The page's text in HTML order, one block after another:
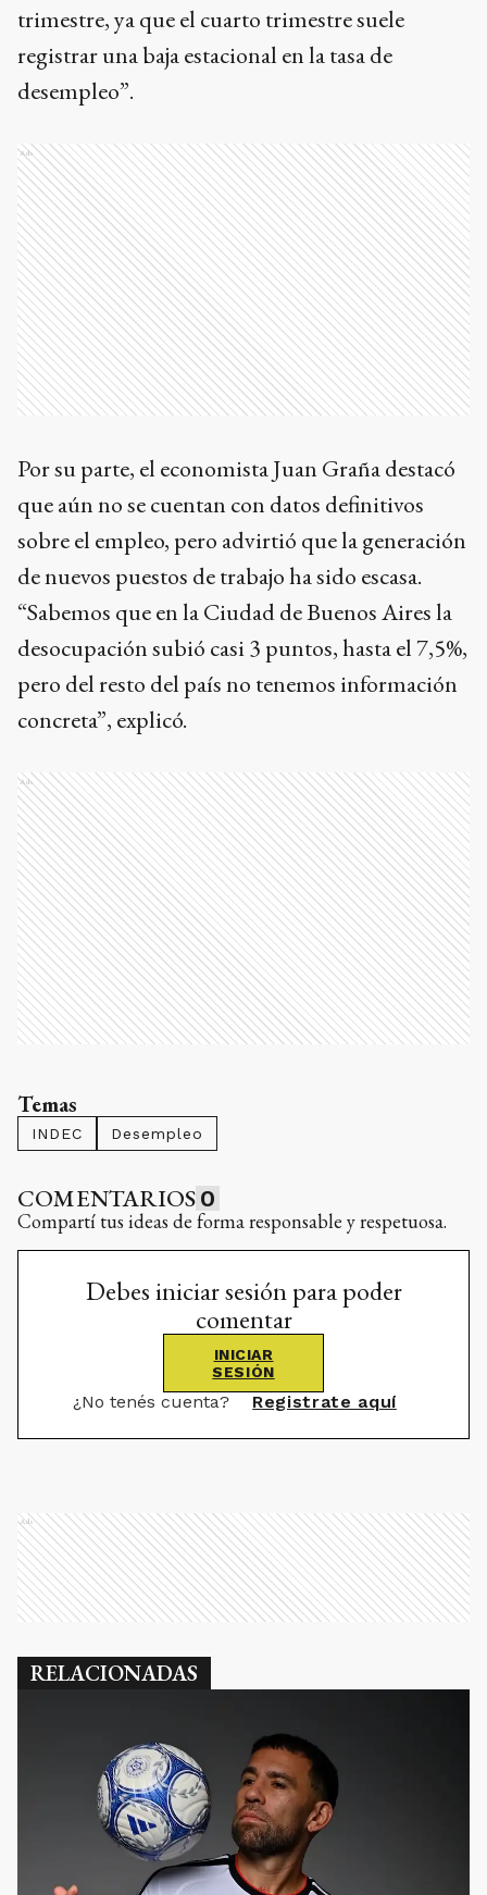
trimestre, ya que el cuarto trimestre suele
registrar una baja estacional en la tasa de
desempleo”.
Ads
Por su parte, el economista Juan Graña destacó
que aún no se cuentan con datos definitivos
sobre el empleo, pero advirtió que la generación
de nuevos puestos de trabajo ha sido escasa.
“Sabemos que en la Ciudad de Buenos Aires la
desocupación subió casi 3 puntos, hasta el 7,5%,
pero del resto del país no tenemos información
concreta”, explicó.
Ads
Temas
INDEC Desempleo
COMENTARIOS 0
Compartí tus ideas de forma responsable y respetuosa.
Debes iniciar sesión para poder
comentar
INICIAR
SESIÓN
¿No tenés cuenta? Registrate aquí
Ads
RELACIONADAS